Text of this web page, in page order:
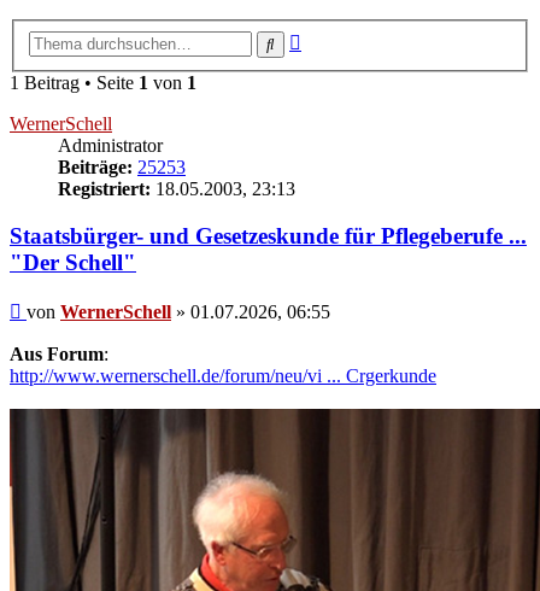
Suche
1 Beitrag • Seite 1 von 1
WernerSchell
Administrator
Beiträge: 25253
Registriert: 18.05.2003, 23:13
Staatsbürger- und Gesetzeskunde für Pflegeberufe ...
"Der Schell"
Beitrag
von WernerSchell » 01.07.2026, 06:55
Aus Forum:
http://www.wernerschell.de/forum/neu/vi ... Crgerkunde